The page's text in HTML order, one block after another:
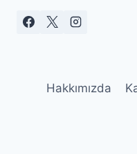
Hakkımızda